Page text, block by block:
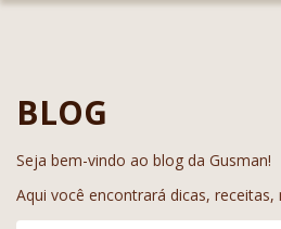
BLOG
Seja bem-vindo ao blog da Gusman!
Aqui você encontrará dicas,